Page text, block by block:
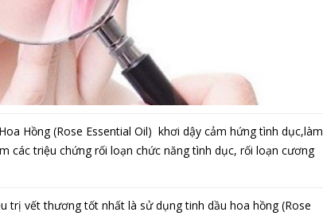
Hồng (Rose Essential Oil) khơi dậy cảm hứng tình dục,làm
các triệu chứng rối loạn chức năng tình dục, rối loạn cương
trị vết thương tốt nhất là sử dụng tinh dầu hoa hồng (Rose